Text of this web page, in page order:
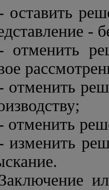
оставить
-
отменить
отменить
отменить
изменить